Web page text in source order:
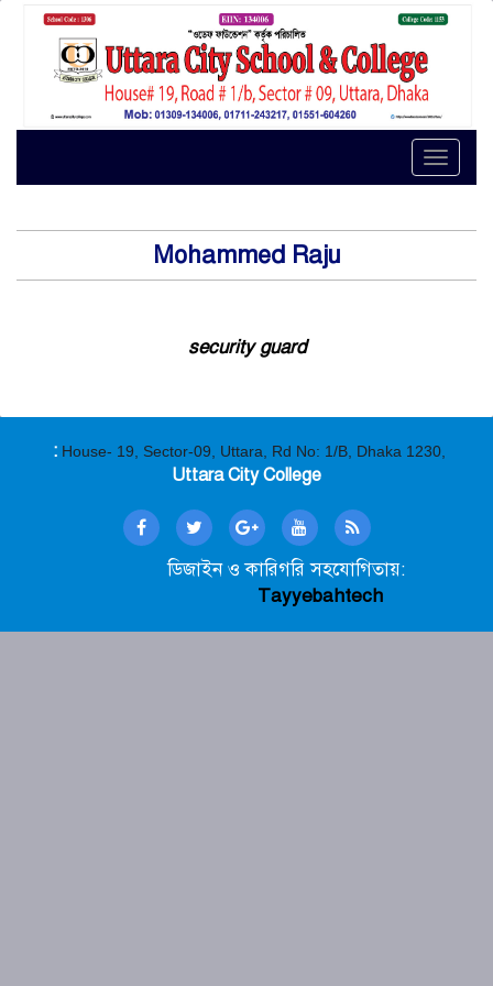
Toggle
Mohammed Raju
security guard
: House- 19, Sector-09, Uttara, Rd No: 1/B, Dhaka 1230,
Uttara City College
ডিজাইন ও কারিগরি সহযোগিতায়:
Tayyebahtech